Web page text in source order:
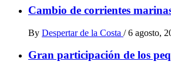
Cambio de corrientes
By Despertar de la Costa / 6 agosto,
Gran participación de los